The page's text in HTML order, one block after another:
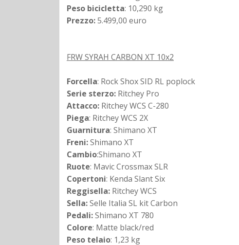
Peso bicicletta: 10,290 kg
Prezzo:5.499,00 euro
FRW SYRAH CARBON XT 10x2
Forcella: Rock Shox SID RL poplock
Serie sterzo: Ritchey Pro
Attacco: Ritchey WCS C-280
Piega: Ritchey WCS 2X
Guarnitura: Shimano XT
Freni:Shimano XT
Cambio:Shimano XT
Ruote: Mavic Crossmax SLR
Copertoni: Kenda Slant Six
Reggisella: Ritchey WCS
Sella:Selle Italia SL kit Carbon
Pedali:Shimano XT 780
Colore: Matte black/red
Peso telaio: 1,23 kg